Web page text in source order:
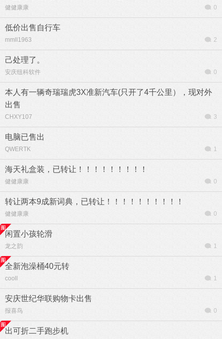
健健康康 0
低价出售自行车
mmll1963 2
己处理了。
安庆纽科软件 0
本人有一辆奇瑞瑞虎3X准新汽车(只开了4千公里），现对外
出售
CHXY107 3
电脑已售出
QWERTK 1
海天礼盒装，已转让！！！！！！！！！
健健康康 0
转让两本9成新词典，已转让！！！！！！！！！！
健健康康 0
闲置小孩轮滑
龙之韵 1
全新泡澡桶40元转
cooll 1
安庆世纪华联购物卡出售
报喜鸟 0
出可折二手跑步机